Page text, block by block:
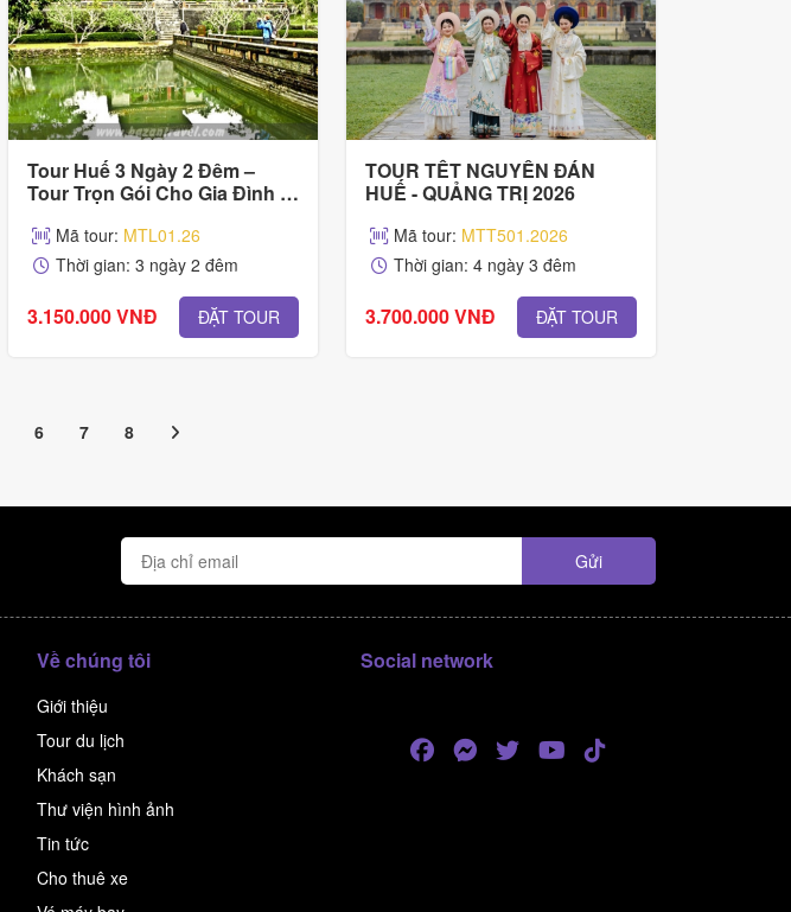
Tour Huế 3 Ngày 2 Đêm –
Tour Trọn Gói Cho Gia Đình &
Mã tour: MTL01.26
Thời gian: 3 ngày 2 đêm
3.150.000 VNĐ ĐẶT TOUR
TOUR TẾT NGUYÊN ĐÁN
HUẾ - QUẢNG TRỊ 2026
Mã tour: MTT501.2026
Thời gian: 4 ngày 3 đêm
3.700.000 VNĐ ĐẶT TOUR
6 7 8
Về chúng tôi
Giới thiệu
Tour du lịch
Khách sạn
Thư viện hình ảnh
Tin tức
Cho thuê xe
Social network